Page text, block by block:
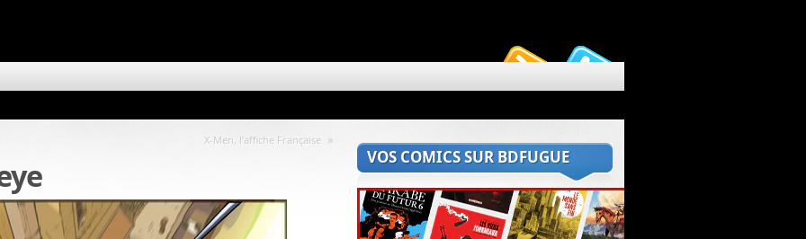
X-Men, l’affiche Française »
VOS COMICS SUR BDFUGUE